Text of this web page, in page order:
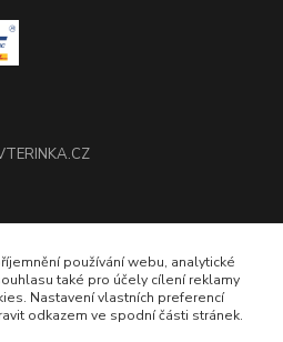
So 8:00-12:00hod)
používání webu, analytické
také pro účely cílení reklamy
Nastavení vlastních preferencí
odkazem ve spodní části stránek.